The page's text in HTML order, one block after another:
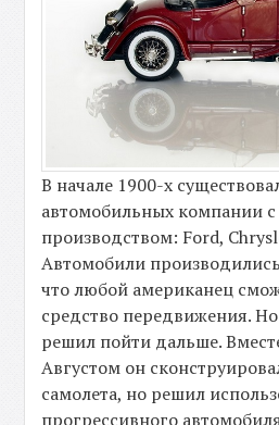
В начале 1900-х
автомобильных компании
производством: Ford,
Автомобили
что любой американец
средство передвижения.
решил пойти дальше.
Августом он
самолета, но решил
прогрессивного